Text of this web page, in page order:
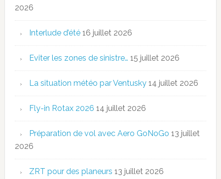
2026
Interlude d’été 16 juillet 2026
Eviter les zones de sinistre… 15 juillet 2026
La situation météo par Ventusky 14 juillet 2026
Fly-in Rotax 2026 14 juillet 2026
Préparation de vol avec Aero GoNoGo 13 juillet
2026
ZRT pour des planeurs 13 juillet 2026